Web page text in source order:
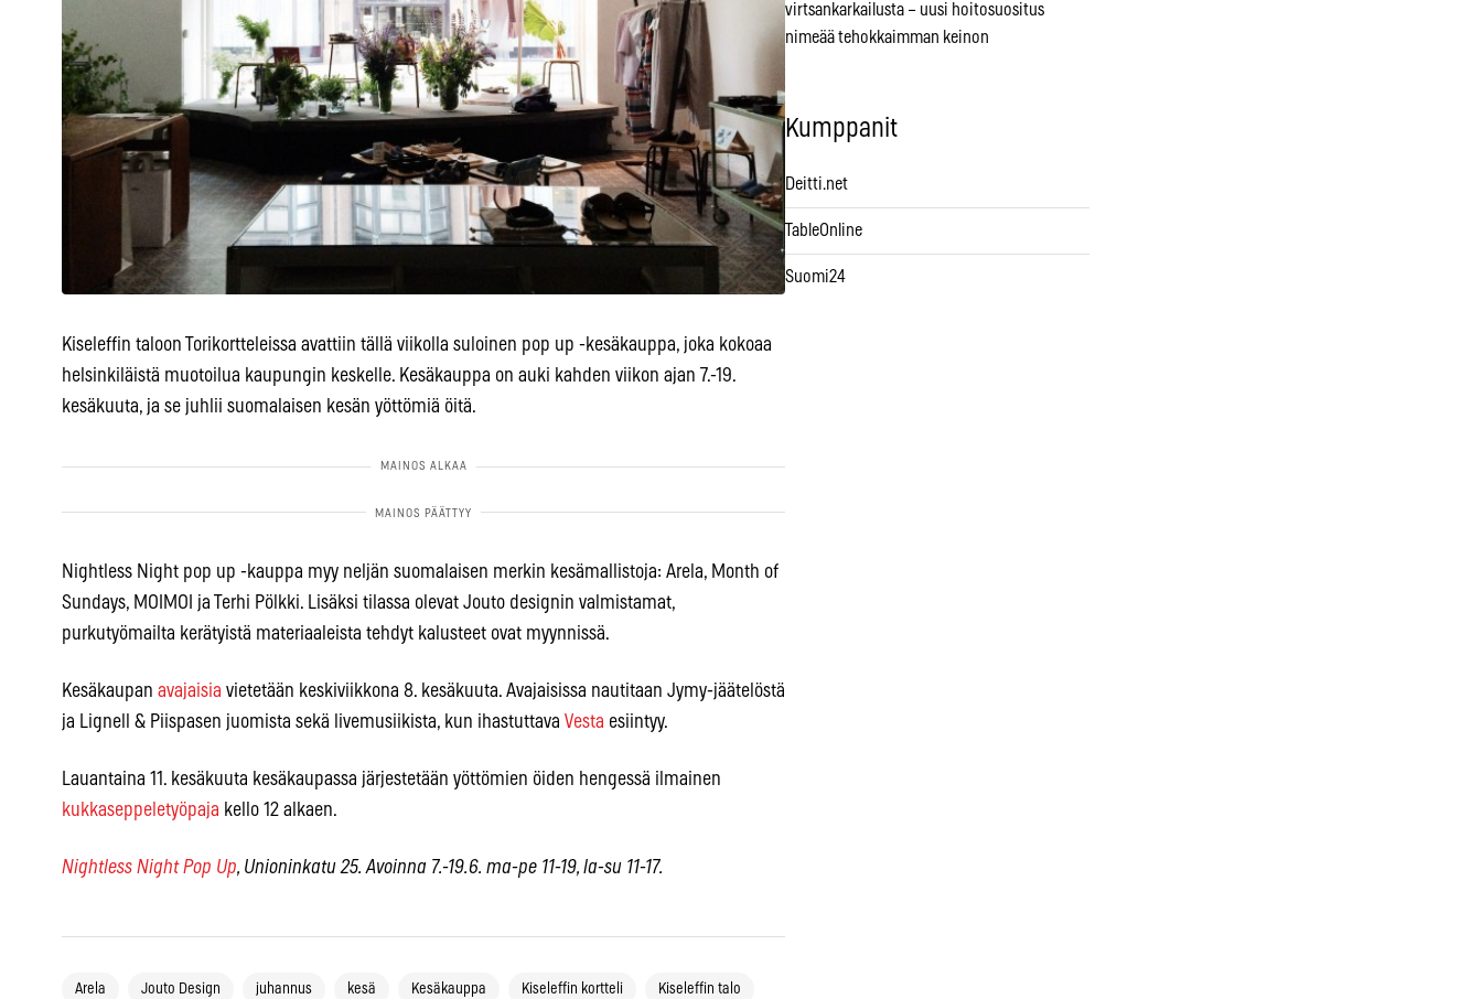
Kiseleffin taloon Torikortteleissa avattiin tällä viikolla suloinen pop up -kesäkauppa, joka kokoaa
helsinkiläistä muotoilua kaupungin keskelle. Kesäkauppa on auki kahden viikon ajan 7.-19.
kesäkuuta, ja se juhlii suomalaisen kesän yöttömiä öitä.
Nightless Night pop up -kauppa myy neljän suomalaisen merkin kesämallistoja: Arela, Month of
Sundays, MOIMOI ja Terhi Pölkki. Lisäksi tilassa olevat Jouto designin valmistamat,
purkutyömailta kerätyistä materiaaleista tehdyt kalusteet ovat myynnissä.
Kesäkaupan avajaisia vietetään keskiviikkona 8. kesäkuuta. Avajaisissa nautitaan Jymy-jäätelöstä
ja Lignell & Piispasen juomista sekä livemusiikista, kun ihastuttava Vesta esiintyy.
Lauantaina 11. kesäkuuta kesäkaupassa järjestetään yöttömien öiden hengessä ilmainen
kukkaseppeletyöpaja kello 12 alkaen.
Nightless Night Pop Up, Unioninkatu 25. Avoinna 7.-19.6. ma-pe 11-19, la-su 11-17.
Arela Jouto Design juhannus kesä Kesäkauppa Kiseleffin kortteli Kiseleffin talo
virtsankarkailusta – uusi hoitosuositus
nimeää tehokkaimman keinon
Kumppanit
Deitti.net
TableOnline
Suomi24